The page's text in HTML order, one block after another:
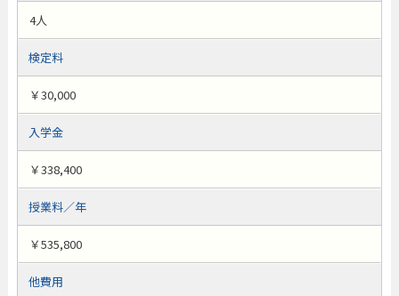
4人
検定料
￥30,000
入学金
￥338,400
授業料／年
￥535,800
他費用